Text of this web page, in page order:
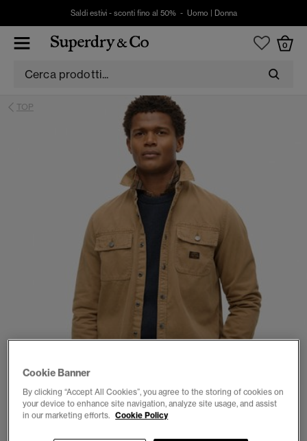
Saldi estivi - sconti fino al 50% - Uomo Donna
0
TOP
1 2 3 4
Cookie Banner
By clicking “Accept All Cookies”, you agree to the storing of cookies on
your device to enhance site navigation, analyze site usage, and assist
in our marketing efforts. Cookie Policy